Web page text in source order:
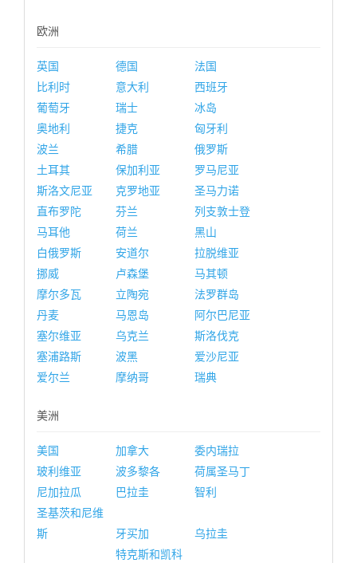
欧洲
英国 德国
法国
比利时
意大利
西班牙
葡萄牙
瑞士
冰岛
奥地利
捷克
匈牙利
波兰
希腊
俄罗斯
土耳其
保加利亚
罗马尼亚
斯洛文尼亚
克罗地亚
圣马力诺
直布罗陀
芬兰
列支敦士登
马耳他
荷兰
黑山
白俄罗斯
安道尔
拉脱维亚
挪威
卢森堡
马其顿
摩尔多瓦
立陶宛
法罗群岛
丹麦
马恩岛
阿尔巴尼亚
塞尔维亚
乌克兰
斯洛伐克
塞浦路斯
波黑
爱沙尼亚
爱尔兰
摩纳哥 瑞典
美洲
美国 加拿大
委内瑞拉
玻利维亚
波多黎各
荷属圣马丁
尼加拉瓜
巴拉圭
智利
圣基茨和尼维
斯
牙买加 乌拉圭
特克斯和凯科